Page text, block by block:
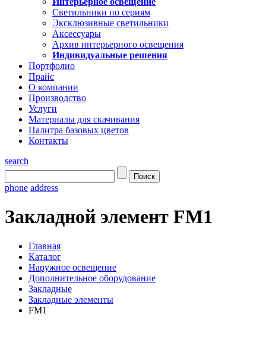
Светильники по сериям
Эксклюзивные светильники
Аксессуары
Архив интерьерного освещения
Индивидуальные решения
Портфолио
Прайс
О компании
Производство
Услуги
Материалы для скачивания
Палитра базовых цветов
Контакты
search
phone address
Закладной элемент FM1
Главная
Каталог
Наружное освещение
Дополнительное оборудование
Закладные
Закладные элементы
FM1